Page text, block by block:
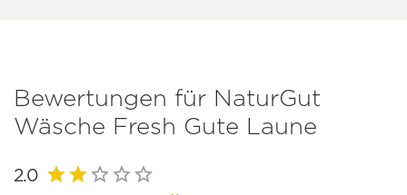
Bewertungen für NaturGut
Wäsche Fresh Gute Laune
2.0